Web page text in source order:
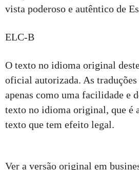
vista poderoso e autêntico de
ELC-B
O texto no idioma original
oficial autorizada. As traduções
apenas como uma facilidade e
texto no idioma original, que é
texto que tem efeito legal.
Ver a versão original em